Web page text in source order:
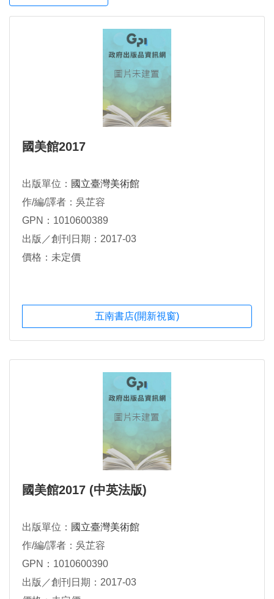
國美館2017
出版單位： 國立臺灣美術館
作/編/譯者：吳芷容
GPN：1010600389
出版／創刊日期：2017-03
價格：未定價
五南書店(開新視窗)
國美館2017 (中英法版)
出版單位： 國立臺灣美術館
作/編/譯者：吳芷容
GPN：1010600390
出版／創刊日期：2017-03